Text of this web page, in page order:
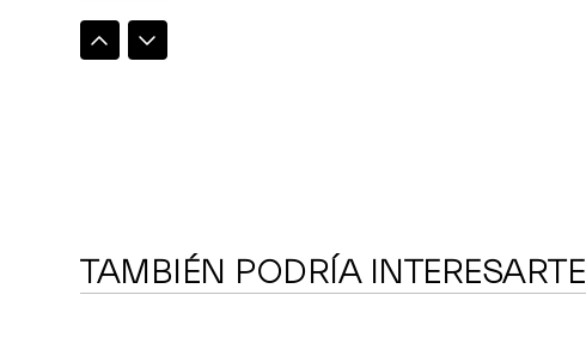
TAMBIÉN PODRÍA INTERESARTE